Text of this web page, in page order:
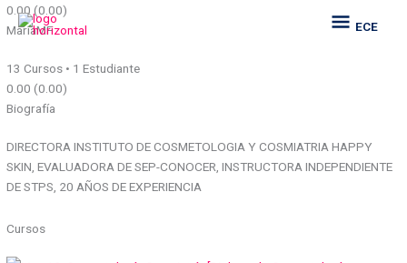
al
ECEECE
0.00 (0.00)
MariaMF
13 Cursos • 1 Estudiante
0.00 (0.00)
Biografía
DIRECTORA INSTITUTO DE COSMETOLOGIA Y COSMIATRIA HAPPY
SKIN, EVALUADORA DE SEP-CONOCER, INSTRUCTORA INDEPENDIENTE
DE STPS, 20 AÑOS DE EXPERIENCIA
Cursos
El
precio
era:
$9,999.00.
es: